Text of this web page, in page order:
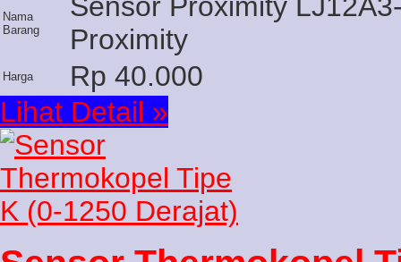
Nama
Barang
Proximity
Harga
Rp 40.000
Lihat Detail »